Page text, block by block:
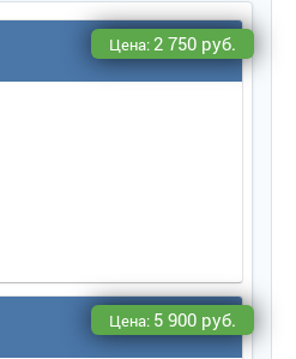
Цена:2 750 руб.
Цена: 5 900 руб.